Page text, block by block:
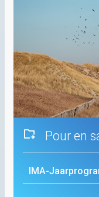
Pour en
IMA-